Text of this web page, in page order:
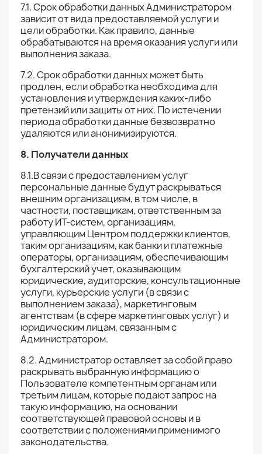
7.1. Срок обработки данных Администратором
зависит от вида предоставляемой услуги и
цели обработки. Как правило, данные
обрабатываются на время оказания услуги или
выполнения заказа.
7.2. Срок обработки данных может быть
продлен, если обработка необходима для
установления и утверждения каких-либо
претензий или защиты от них. По истечении
периода обработки данные безвозвратно
удаляются или анонимизируются.
8. Получатели данных
8.1.В связи с предоставлением услуг
персональные данные будут раскрываться
внешним организациям, в том числе, в
частности, поставщикам, ответственным за
работу ИТ-систем, организациям,
управляющим Центром поддержки клиентов,
таким организациям, как банки и платежные
операторы, организациям, обеспечивающим
бухгалтерский учет, оказывающим
юридические, аудиторские, консультационные
услуги, курьерские услуги (в связи с
выполнением заказа), маркетинговым
агентствам (в сфере маркетинговых услуг) и
юридическим лицам, связанным с
Администратором.
8.2. Администратор оставляет за собой право
раскрывать выбранную информацию о
Пользователе компетентным органам или
третьим лицам, которые подают запрос на
такую информацию, на основании
соответствующей правовой основы и в
соответствии с положениями применимого
законодательства.